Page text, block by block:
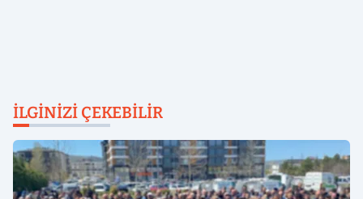
İLGINIZI ÇEKEBILIR